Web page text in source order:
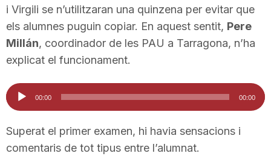
a
i Virgili se n’utilitzaran una quinzena per evitar que
els alumnes puguin copiar. En aquest sentit, Pere
Millán, coordinador de les PAU a Tarragona, n’ha
explicat el funcionament.
Reproductor
d'àudio
00:00 00:00
Superat el primer examen, hi havia sensacions i
comentaris de tot tipus entre l’alumnat.